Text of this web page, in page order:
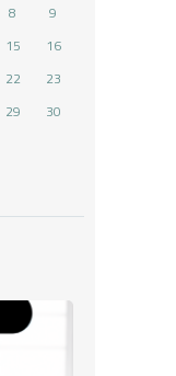
8
9
15
16
22
23
29
30